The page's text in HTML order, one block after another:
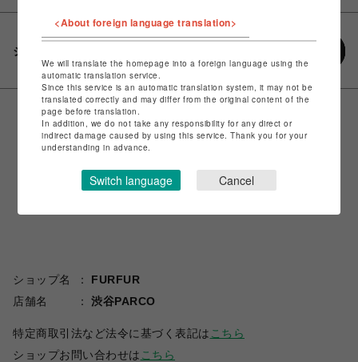
シェアする
ショップ名
FURFUR
店舗名
渋谷PARCO
特定商取引法など法令に基づく表記は こちら
ショップお問い合わせは こちら
<About foreign language translation>
We will translate the homepage into a foreign language using the
automatic translation service.
Since this service is an automatic translation system, it may not be
translated correctly and may differ from the original content of the
page before translation.
In addition, we do not take any responsibility for any direct or
indirect damage caused by using this service. Thank you for your
understanding in advance.
Switch language Cancel